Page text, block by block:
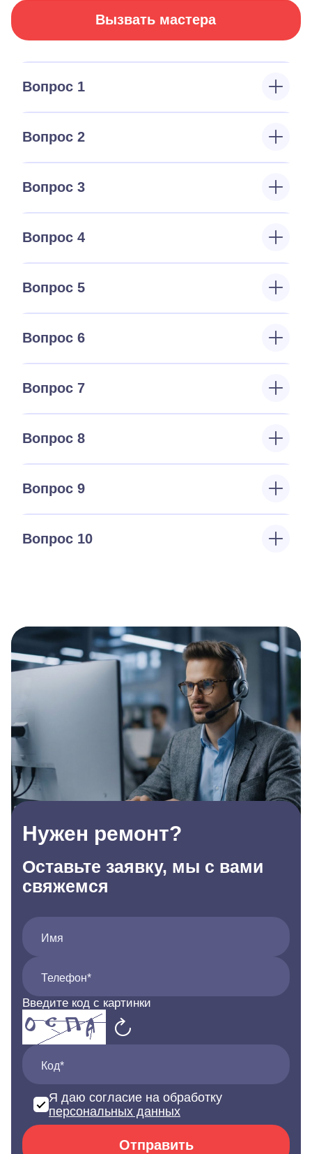
Вызвать мастера
Вопрос 1
Вопрос 2
Вопрос 3
Вопрос 4
Вопрос 5
Вопрос 6
Вопрос 7
Вопрос 8
Вопрос 9
Вопрос 10
Нужен ремонт?
Оставьте заявку, мы с вами
свяжемся
Имя
Телефон*
Введите код с картинки
Код*
Я даю согласие на обработку
персональных данных
Отправить